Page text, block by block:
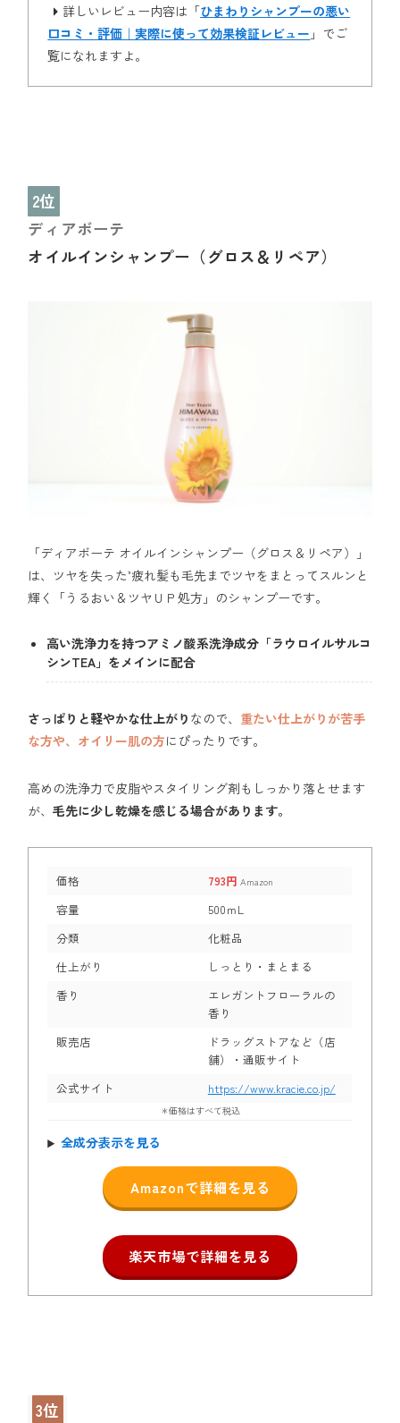
詳しいレビュー内容は「ひまわりシャンプーの悪い
口コミ・評価｜実際に使って効果検証レビュー 」でご
覧になれますよ。
2位
ディアボーテ
オイルインシャンプー（グロス＆リペア）
「ディアボーテ オイルインシャンプー（グロス＆リペア）」
は、ツヤを失った’疲れ髪も毛先までツヤをまとってスルンと
輝く「うるおい＆ツヤＵＰ処方」のシャンプーです。
高い洗浄力を持つアミノ酸系洗浄成分「ラウロイルサルコ
シンTEA」をメインに配合
さっぱりと軽やかな仕上がり なので、 重たい仕上がりが苦手
な方や、オイリー肌の方にぴったりです。
高めの洗浄力で皮脂やスタイリング剤もしっかり落とせます
が、毛先に少し乾燥を感じる場合があります。
価格 793円 Amazon
容量
500ｍL
分類
化粧品
仕上がり
しっとり・まとまる
香り
エレガントフローラルの
香り
販売店
ドラッグストアなど（店
舗）・通販サイト
公式サイト
https://www.kracie.co.jp/
＊価格はすべて税込
全成分表示を見る
Amazonで詳細を見る
楽天市場で詳細を見る
3位